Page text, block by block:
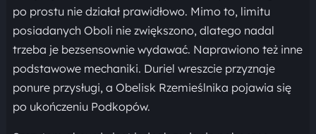
po prostu nie działał prawidłowo. Mimo to, limitu
posiadanych Oboli nie zwiększono, dlatego nadal
trzeba je bezsensownie wydawać. Naprawiono też inne
podstawowe mechaniki. Duriel wreszcie przyznaje
ponure przysługi, a Obelisk Rzemieślnika pojawia się
po ukończeniu Podkopów.